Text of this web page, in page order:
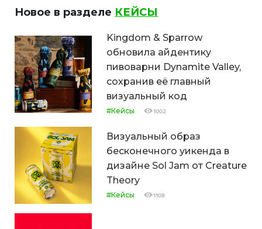
Новое в разделе КЕЙСЫ
Kingdom & Sparrow
обновила айдентику
пивоварни Dynamite Valley,
сохранив её главный
визуальный код
#Кейсы 1002
Визуальный образ
бесконечного уикенда в
дизайне Sol Jam от Creature
Theory
#Кейсы 1108